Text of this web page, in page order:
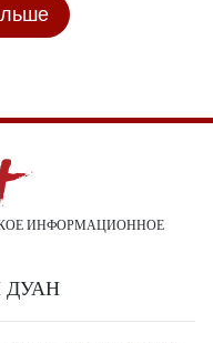
ИНФОРМАЦИОННОЕ
ДУАН